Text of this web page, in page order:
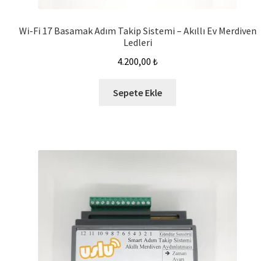
Wi-Fi 17 Basamak Adım Takip Sistemi – Akıllı Ev Merdiven
Ledleri
4.200,00 ₺
Sepete Ekle